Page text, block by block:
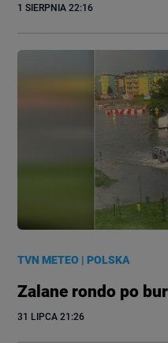
1 SIERPNIA 22:16
TVN METEO |POLSKA
Zalane rondo po
31 LIPCA 21:26